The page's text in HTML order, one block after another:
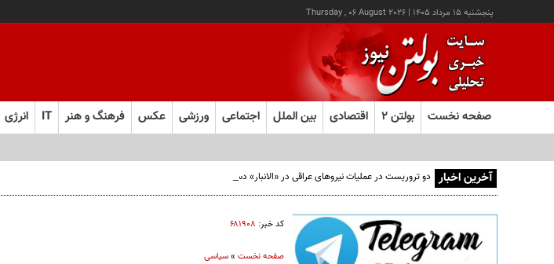
پنجشنبه ۱۵ مرداد ۱۴۰۵ |
Thursday , 06 August 2026
صفحه نخست بولتن ۲ اقتصادی بین الملل اجتماعی ورزشی عکس فرهنگ و هنر IT انرژی
آخرین اخبار دو تروریست در عملیات نیروهای عراقی در «الانبار» دستگیر شدند
کد خبر: ۶۸۱۹۰۸
صفحه نخست»سیاسی